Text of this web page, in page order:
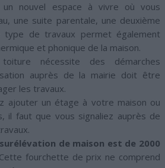
nouvel espace à vivre où vous
une suite parentale, une deuxième
type de travaux permet également
et phonique de la maison.
nécessite des démarches
auprès de la mairie doit être
les travaux.
ajouter un étage à votre maison ou
il faut que vous signaliez auprès de
de maison est de 2000
fourchette de prix ne comprend